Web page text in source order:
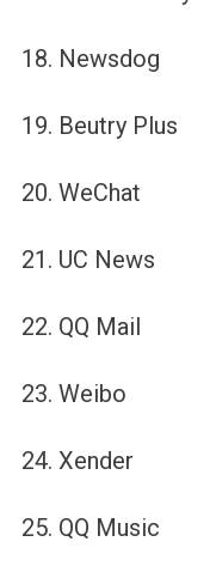
18. Newsdog
19. Beutry Plus
20. WeChat
21. UC News
22. QQ Mail
23. Weibo
24. Xender
25. QQ Music